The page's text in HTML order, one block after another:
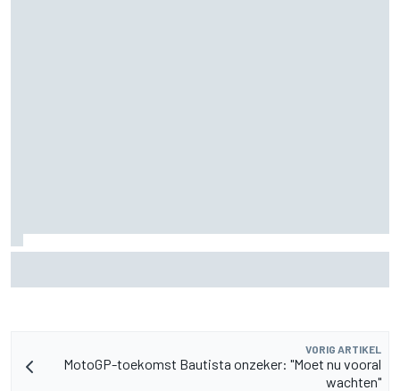
VORIG ARTIKEL
MotoGP-toekomst Bautista onzeker: "Moet nu vooral
wachten"